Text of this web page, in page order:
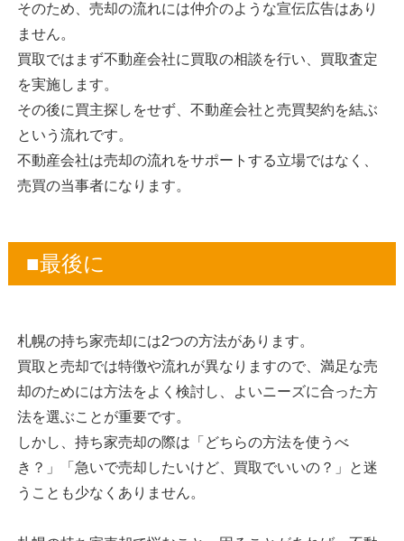
そのため、売却の流れには仲介のような宣伝広告はあり
ません。
買取ではまず不動産会社に買取の相談を行い、買取査定
を実施します。
その後に買主探しをせず、不動産会社と売買契約を結ぶ
という流れです。
不動産会社は売却の流れをサポートする立場ではなく、
売買の当事者になります。
■最後に
札幌の持ち家売却には2つの方法があります。
買取と売却では特徴や流れが異なりますので、満足な売
却のためには方法をよく検討し、よいニーズに合った方
法を選ぶことが重要です。
しかし、持ち家売却の際は「どちらの方法を使うべ
き？」「急いで売却したいけど、買取でいいの？」と迷
うことも少なくありません。